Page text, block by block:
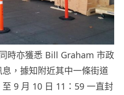
時亦獲悉 Bill Graham 市政
，據知附近其中一條街道
9 月 10 日 11：59 一直封